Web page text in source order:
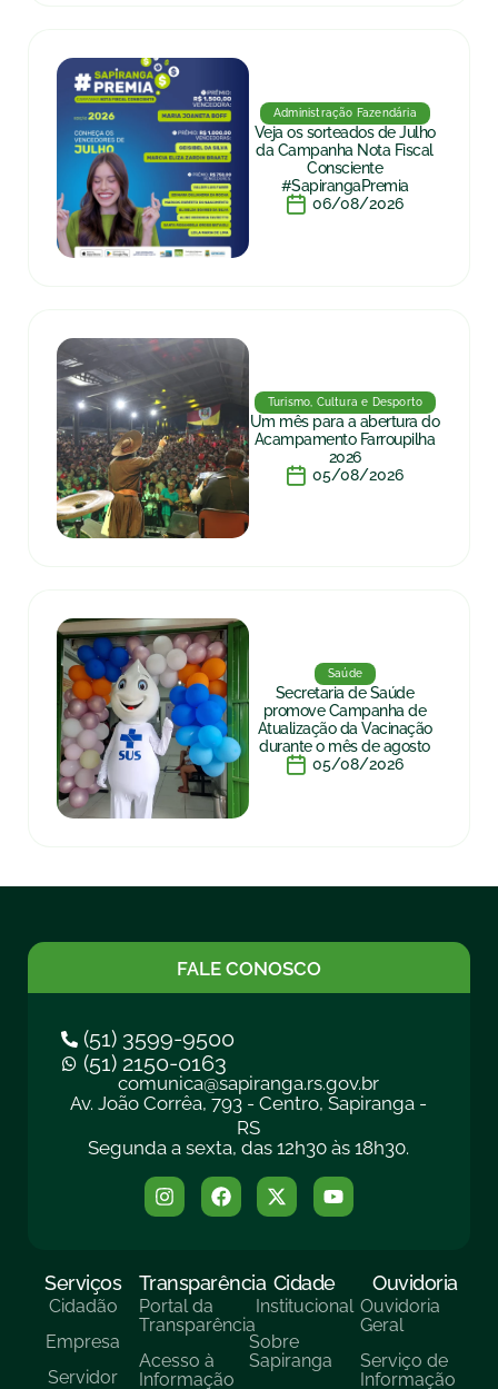
Administração Fazendária
Veja os sorteados de Julho
da Campanha Nota Fiscal
Consciente
#SapirangaPremia
06/08/2026
Turismo, Cultura e Desporto
Um mês para a abertura do
Acampamento Farroupilha
2026
05/08/2026
Saúde
Secretaria de Saúde
promove Campanha de
Atualização da Vacinação
durante o mês de agosto
05/08/2026
FALE CONOSCO
(51) 3599-9500
(51) 2150-0163
comunica@sapiranga.rs.gov.br
Av. João Corrêa, 793 - Centro, Sapiranga -
RS
Segunda a sexta, das 12h30 às 18h30.
Serviços
Cidadão
Empresa
Servidor
Transparência
Portal da
Transparência
Acesso à
Informação
Cidade
Institucional
Sobre
Sapiranga
Ouvidoria
Ouvidoria
Geral
Serviço de
Informação